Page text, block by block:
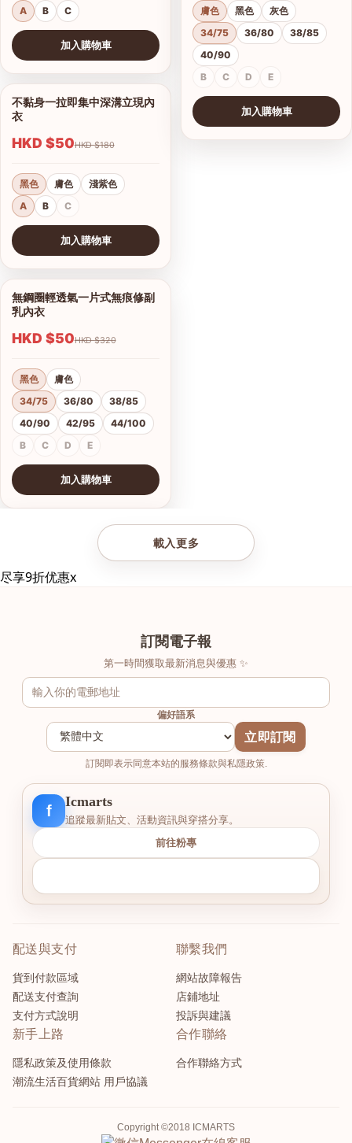
A
B C
加入購物車
1/8
查看圖片
不黏身一拉即集中深溝立現內
衣
HKD $50 HKD $180
黑色 膚色
淺紫色
A
B C
加入購物車
1/10
查看圖片
無鋼圈輕透氣一片式無痕修副
乳內衣
HKD $50 HKD $320
黑色
膚色
34/75
36/80
38/85
40/90
42/95
44/100
B
C D E
加入購物車
膚色 黑色
灰色
34/75
36/80
38/85
40/90
B
C D E
加入購物車
載入更多
尽享9折优惠x
訂閱電子報
第一時間獲取最新消息與優惠 ✨
偏好語系
立即訂閱
訂閱即表示同意本站的服務條款與私隱政策.
f
Icmarts
追蹤最新貼文、活動資訊與穿搭分享。
前往粉專
配送與支付
貨到付款區域
配送支付查詢
支付方式說明
聯繫我們
網站故障報告
店鋪地址
投訴與建議
新手上路
隱私政策及使用條款
潮流生活百貨網站 用戶協議
合作聯絡
合作聯絡方式
Copyright ©2018 ICMARTS